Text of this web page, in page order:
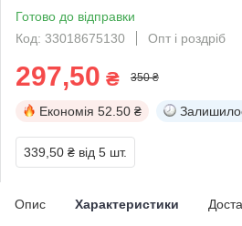
Готово до відправки
Код: 33018675130
Опт і роздріб
297,50 ₴ 350 ₴
Економія 52.50 ₴
339,50 ₴ від 5 шт.
Опис Характеристики